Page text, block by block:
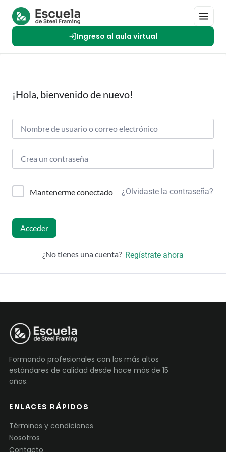
Ingreso al aula virtual
¡Hola, bienvenido de nuevo!
Mantenerme conectado ¿Olvidaste la contraseña?
Acceder
¿No tienes una cuenta? Regístrate ahora
Formando profesionales con los más altos
estándares de calidad desde hace más de 15
años.
ENLACES RÁPIDOS
Términos y condiciones
Nosotros